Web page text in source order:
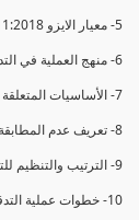
5- معيار الايزو 19011:2018.
6- منهج العملية في التدقيق الداخلي.
7- الأساسيات المتعلقة بعملية التدقيق الداخلي.
8- تعريف عدم المطابقة والملاحظات.
9- الترتيب والتنظيم للتدقيق الداخلي.
10- خطوات عملية التدقيق الداخلي.